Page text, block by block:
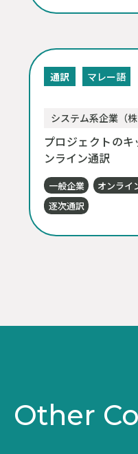
通訳 マレー語
システム系企業（株
プロジェクトの
ンライン通訳
一般企業 オンライ
逐次通訳
Other